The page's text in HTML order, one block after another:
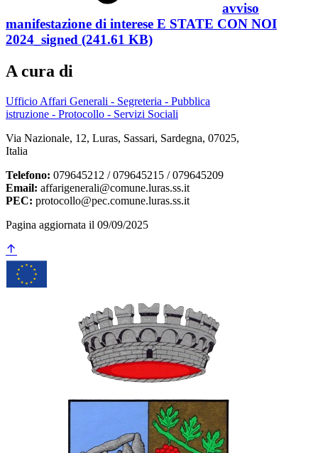
avviso
manifestazione di interese E STATE CON NOI
2024_signed (241.61 KB)
A cura di
Ufficio Affari Generali - Segreteria - Pubblica
istruzione - Protocollo - Servizi Sociali
Via Nazionale, 12, Luras, Sassari, Sardegna, 07025,
Italia
Telefono: 079645212 / 079645215 / 079645209
Email: affarigenerali@comune.luras.ss.it
PEC: protocollo@pec.comune.luras.ss.it
Pagina aggiornata il 09/09/2025